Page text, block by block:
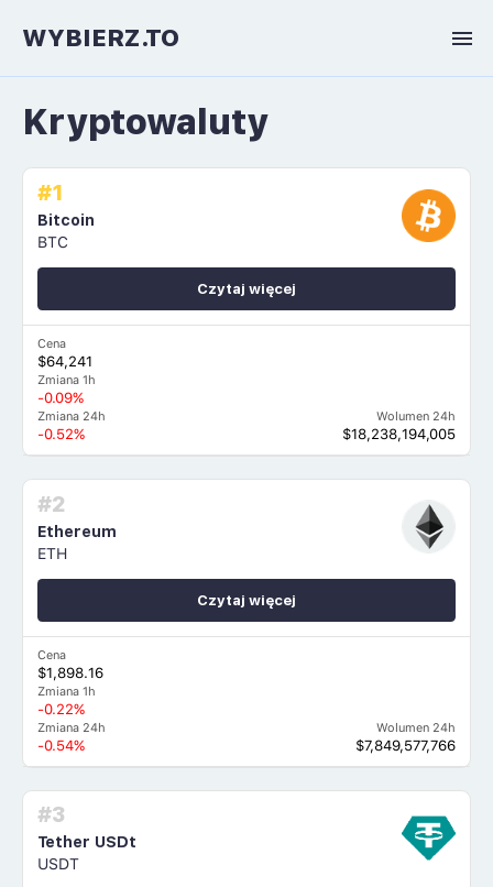
WYBIERZ.TO
Kryptowaluty
#1
Bitcoin
BTC
Cena
$64,241
Zmiana 1h
-0.09%
Zmiana 24h
-0.52%
Wolumen 24h
$18,238,194,005
Czytaj więcej
#2
Ethereum
ETH
Cena
$1,898.16
Zmiana 1h
-0.22%
Zmiana 24h
-0.54%
Wolumen 24h
$7,849,577,766
Czytaj więcej
#3
Tether USDt
USDT